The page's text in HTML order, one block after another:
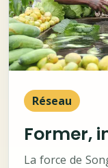
Réseau
Former,
La force de